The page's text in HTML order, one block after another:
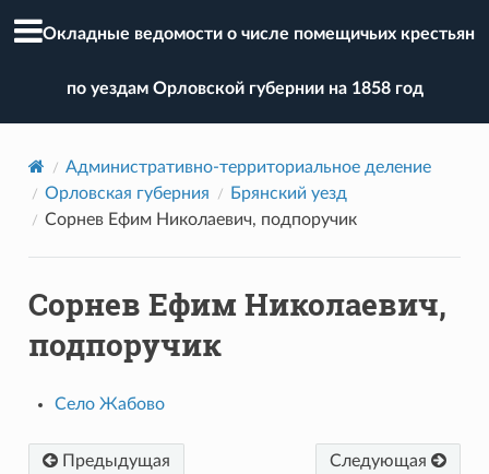
Окладные ведомости о числе помещичьих крестьян
по уездам Орловской губернии на 1858 год
Административно-территориальное деление
Орловская губерния
Брянский уезд
Сорнев Ефим Николаевич, подпоручик
Сорнев Ефим Николаевич,
подпоручик
Село Жабово
Предыдущая Следующая